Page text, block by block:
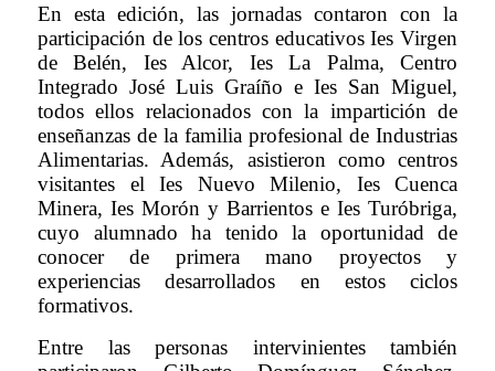
En esta edición, las jornadas contaron con la
participación de los centros educativos Ies Virgen
de Belén, Ies Alcor, Ies La Palma, Centro
Integrado José Luis Graíño e Ies San Miguel,
todos ellos relacionados con la impartición de
enseñanzas de la familia profesional de Industrias
Alimentarias. Además, asistieron como centros
visitantes el Ies Nuevo Milenio, Ies Cuenca
Minera, Ies Morón y Barrientos e Ies Turóbriga,
cuyo alumnado ha tenido la oportunidad de
conocer de primera mano proyectos y
experiencias desarrollados en estos ciclos
formativos.
Entre las personas intervinientes también